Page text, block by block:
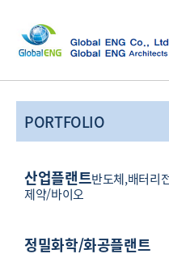
PORTFOLIO
산업플랜트반도체,배터리
제약/바이오
정밀화학/화공플랜트